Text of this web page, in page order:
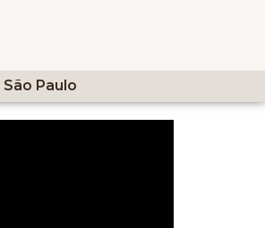
São Paulo